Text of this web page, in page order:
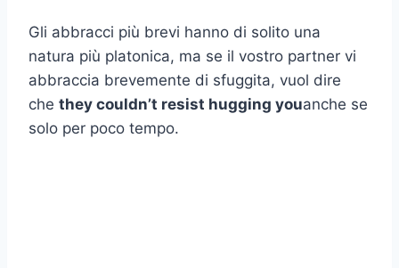
Gli abbracci più brevi hanno di solito una
natura più platonica, ma se il vostro partner vi
abbraccia brevemente di sfuggita, vuol dire
che they couldn’t resist hugging youanche se
solo per poco tempo.